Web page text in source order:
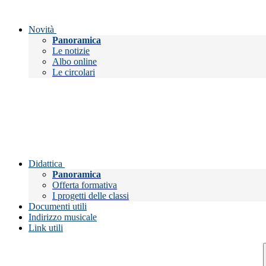
Novità
Panoramica
Le notizie
Albo online
Le circolari
Didattica
Panoramica
Offerta formativa
I progetti delle classi
Documenti utili
Indirizzo musicale
Link utili